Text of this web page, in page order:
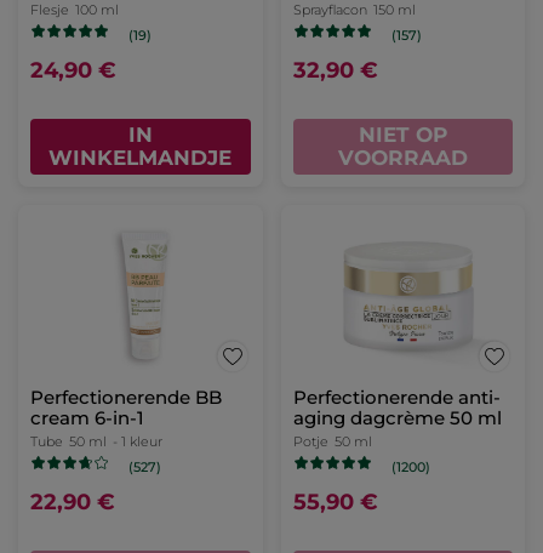
Flesje 100 ml
(19)
24,90 €
IN
WINKELMANDJE
Sprayflacon 150 ml
(157)
32,90 €
NIET OP
VOORRAAD
Perfectionerende BB
cream 6-in-1
Tube 50 ml - 1 kleur
(527)
22,90 €
Perfectionerende anti-
aging dagcrème 50 ml
Potje 50 ml
(1200)
55,90 €